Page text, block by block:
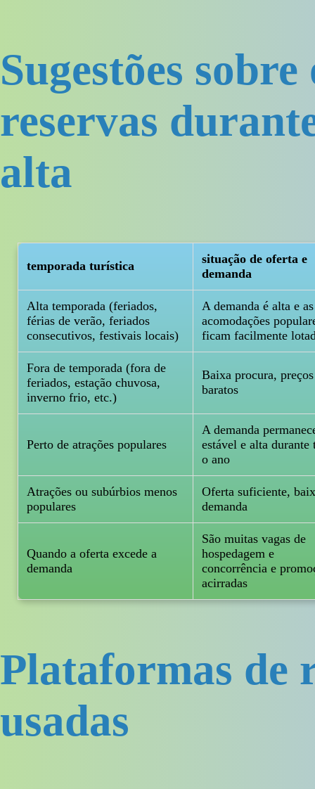
Sugestões
reservas
alta
temporada turística
situação de oferta e
demanda
Alta temporada (feriados,
férias de verão, feriados
consecutivos, festivais locais)
A demanda é alta e as
acomodações
ficam facilmente
Fora de temporada (fora de
feriados, estação chuvosa,
inverno frio, etc.)
Baixa procura,
baratos
Perto de atrações populares
A demanda
estável e alta durante
o ano
Atrações ou subúrbios menos
populares
Oferta suficiente,
demanda
Quando a oferta excede a
demanda
São muitas vagas de
hospedagem e
concorrência e
acirradas
Plataformas de
usadas